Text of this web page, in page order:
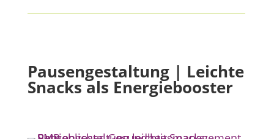
Pausengestaltung | Leichte
Snacks als Energiebooster